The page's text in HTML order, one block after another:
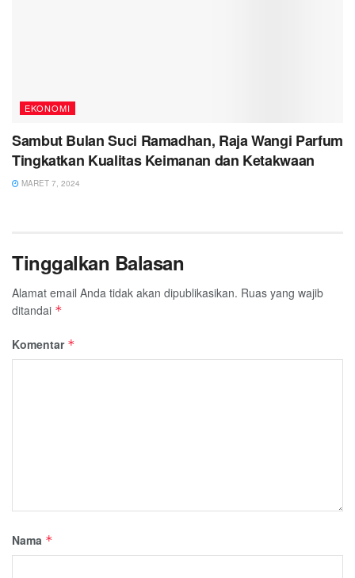
EKONOMI
Sambut Bulan Suci Ramadhan, Raja Wangi Parfum
Tingkatkan Kualitas Keimanan dan Ketakwaan
MARET 7, 2024
Tinggalkan Balasan
Alamat email Anda tidak akan dipublikasikan. Ruas yang wajib
ditandai *
Komentar *
Nama *